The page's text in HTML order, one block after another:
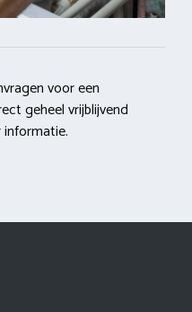
voor een
geheel vrijblijvend